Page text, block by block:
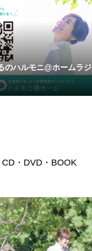
のハルモニ@ホームラジ
CD・DVD・BOOK